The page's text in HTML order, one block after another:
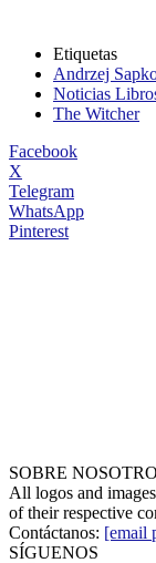
Etiquetas
Andrzej
Noticias
The Witcher
Facebook
X
Telegram
WhatsApp
Pinterest
SOBRE
All logos and
of their respective
Contáctanos: [email
SÍGUENOS